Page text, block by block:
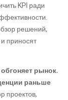
KPI ради
решений,
приносят
рынок.
раньше
проектов,